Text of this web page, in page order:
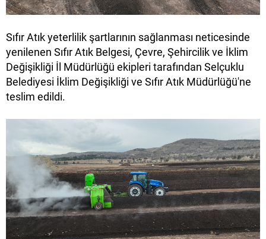
Sıfır Atık yeterlilik şartlarının sağlanması neticesinde
yenilenen Sıfır Atık Belgesi, Çevre, Şehircilik ve İklim
Değişikliği İl Müdürlüğü ekipleri tarafından Selçuklu
Belediyesi İklim Değişikliği ve Sıfır Atık Müdürlüğü'ne
teslim edildi.